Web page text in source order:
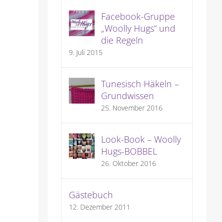
Facebook-Gruppe
„Woolly Hugs“ und
die Regeln
9. Juli 2015
Tunesisch Häkeln –
Grundwissen
25. November 2016
Look-Book – Woolly
Hugs-BOBBEL
26. Oktober 2016
Gästebuch
12. Dezember 2011